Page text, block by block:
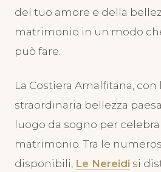
del tuo amore e della
matrimonio in un modo
può fare.
La Costiera Amalfitana, con
straordinaria bellezza
luogo da sogno per
matrimonio. Tra le
disponibili, Le Nereidi si